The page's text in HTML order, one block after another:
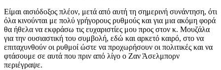
Είμαι αισιόδοξος πλέον, μετά από αυτή τη σημερινή συνάντηση, ότι
όλα κινούνται με πολύ γρήγορους ρυθμούς και για μια ακόμη φορά
θα ήθελα να εκφράσω τις ευχαριστίες μου προς στον κ. Μουζάλα
για την ουσιαστική του συμβολή, εδώ και αρκετό καιρό, στο να
επιταχυνθούν οι ρυθμοί ώστε να προχωρήσουν οι πολιτικές και να
φτάσουμε σε αυτά που πριν από λίγο ο Ζαν Άσελμπορν
περιέγραψε.